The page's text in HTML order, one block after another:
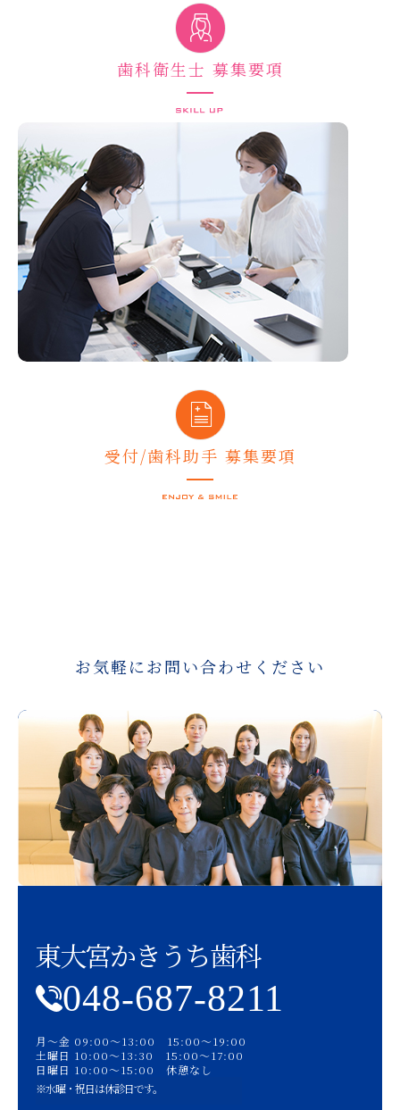
歯科衛生士 募集要項
受付/歯科助手 募集要項
お気軽にお問い合わせください
東大宮かきうち歯科
048-687-8211
月〜金 09:00〜13:00 15:00〜19:00
土曜日 10:00〜13:30 15:00〜17:00
日曜日 10:00〜15:00 休憩なし
※水曜・祝日は休診日です。